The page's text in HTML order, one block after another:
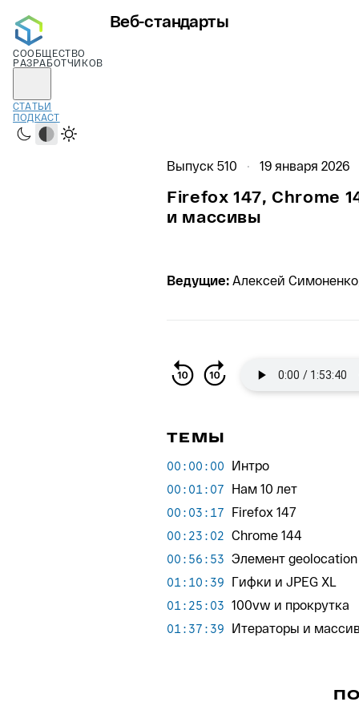
Веб-стандарты
СООБЩЕСТВО
РАЗРАБОТЧИКОВ
СТАТЬИ
ПОДКАСТ
Выпуск 510 19 января 2026
Firefox 147, Chrome
и массивы
Ведущие: Алексей
ТЕМЫ
00:00:00 Интро
00:01:07 Нам 10 лет
00:03:17 Firefox 147
00:23:02 Chrome 144
00:56:53 Элемент geolocation
01:10:39 Гифки и JPEG XL
01:25:03 100vw и прокрутка
01:37:39 Итераторы и